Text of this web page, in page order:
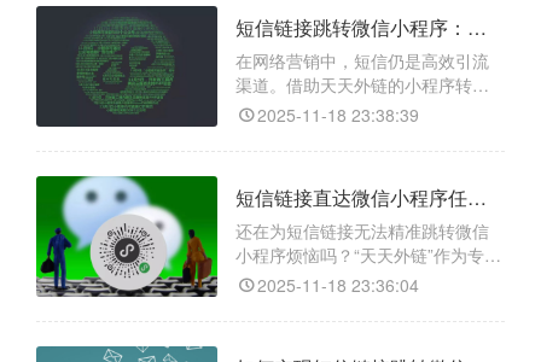
具能一键生成跨平台可跳转的通用
链接，解决短信唤醒小程序的技术
难题；还支持自定义动态参数，用
于植入用户ID、活动来源等信息，
短信链接跳转微信小程序：天天外链助你实现精准引流
在网络营销中，短信仍是高效引流
渠道。借助天天外链的小程序转链
接功能，企业可将短信链接直接跳
垒。该功能一键生成普通URL链
组管理等特性。用户点击短信链接
后，自动唤起微信并直达小程序指
定页面，大幅提升转化效率。通过
数据追踪优化营销策略，助力企业
2025-11-18 23:38:39
短信链接直达微信小程序任意页面？试试“天天外链”，轻松搞定精准跳转！
还在为短信链接无法精准跳转微信
小程序烦恼吗？“天天外链”作为专业
第三方跳转工具，解决了这一难
用户点击短信链接后，直接进入微
2025-11-18 23:36:04